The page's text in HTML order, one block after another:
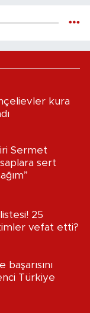
kura
Sermet
sert
25
vefat etti?
başarısını
Türkiye